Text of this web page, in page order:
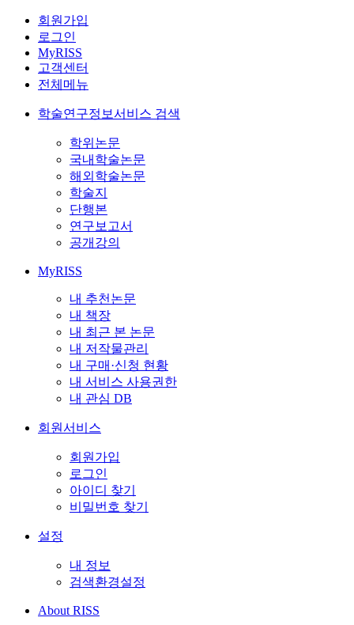
회원가입
로그인
MyRISS
고객센터
전체메뉴
학술연구정보서비스 검색
학위논문
국내학술논문
해외학술논문
학술지
단행본
연구보고서
공개강의
MyRISS
내 추천논문
내 책장
내 최근 본 논문
내 저작물관리
내 구매·신청 현황
내 서비스 사용권한
내 관심 DB
회원서비스
회원가입
로그인
아이디 찾기
비밀번호 찾기
설정
내 정보
검색환경설정
About RISS